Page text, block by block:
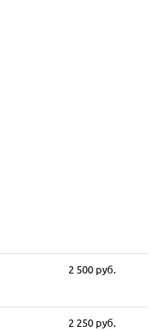
2 500 руб.
2 250 руб.